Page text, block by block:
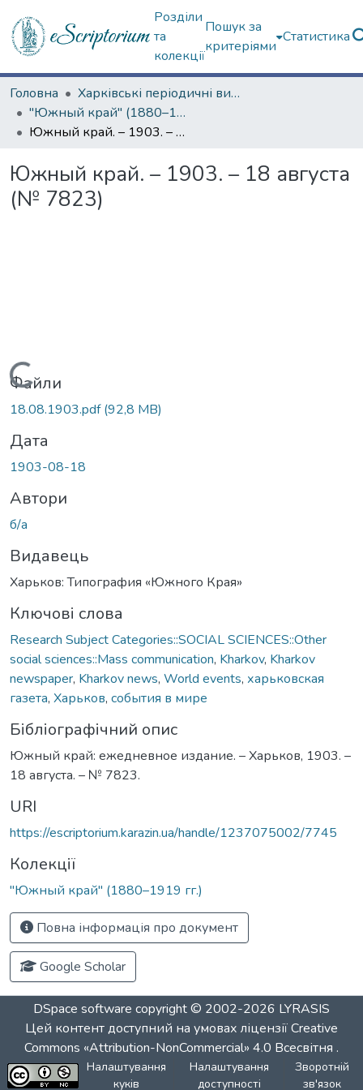
Розділи
та
колекції
Пошук за
критеріями
Статистика
Головна
Харківські періодичні видання
"Южный край" (1880–1919 гг.)
Южный край. – 1903. – 18 августа (№ 7823)
Южный край. – 1903. – 18 августа
(№ 7823)
Вантажиться...
Файли
18.08.1903.pdf(92,8 MB)
Дата
1903-08-18
Автори
б/а
Видавець
Харьков: Типография «Южного Края»
Ключові слова
Research Subject Categories::SOCIAL SCIENCES::Other
social sciences::Mass communication, Kharkov, Kharkov
newspaper, Kharkov news, World events, харьковская
газета, Харьков, события в мире
Бібліографічний опис
Южный край: ежедневное издание. – Харьков, 1903. –
18 августа. – № 7823.
URI
https://escriptorium.karazin.ua/handle/1237075002/7745
Колекції
"Южный край" (1880–1919 гг.)
Повна інформація про документ
Google Scholar
DSpace software copyright © 2002-2026 LYRASIS
Цей контент доступний на умовах ліцензіїCreative
Commons «Attribution-NonCommercial» 4.0 Всесвітня .
Налаштування
куків
Налаштування
доступності
Зворотній
зв'язок